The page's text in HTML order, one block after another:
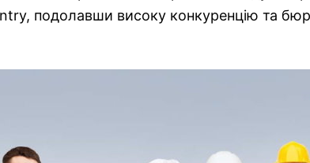
подолавши високу конкуренцію та